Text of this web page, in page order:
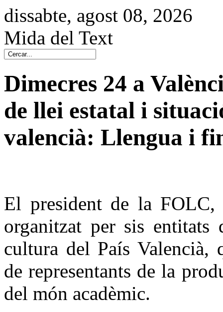
dissabte, agost 08, 2026
Mida del Text
Dimecres 24 a
de llei estatal i
valencià: Llengua i
El president de la
organitzat per sis
cultura del País Valencià,
de representants de la
del món acadèmic.